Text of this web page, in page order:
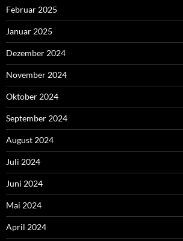
Februar 2025
Januar 2025
Dezember 2024
November 2024
Oktober 2024
September 2024
August 2024
Juli 2024
Juni 2024
Mai 2024
April 2024